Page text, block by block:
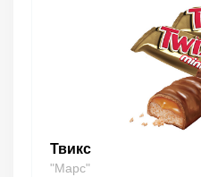
Твикс
"Марс"